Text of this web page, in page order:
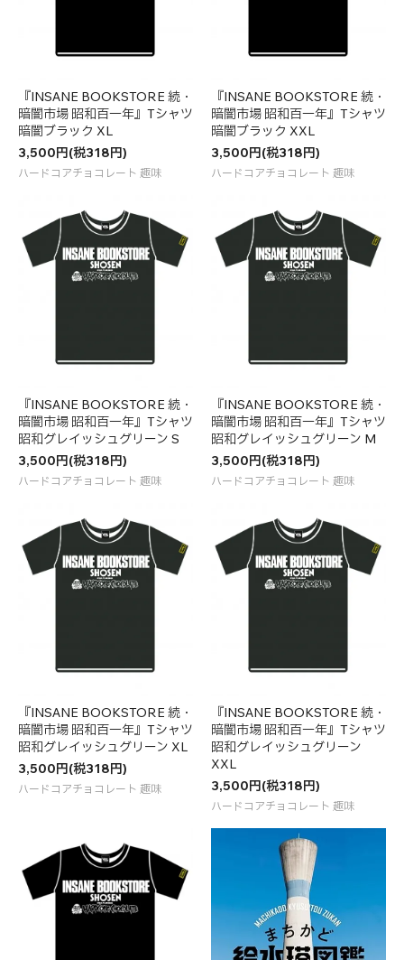
『INSANE BOOKSTORE 続・
暗闇市場 昭和百一年』Tシャツ
暗闇ブラック XL
3,500円(税318円)
ハードコアチョコレート 趣味
『INSANE BOOKSTORE 続・
暗闇市場 昭和百一年』Tシャツ
暗闇ブラック XXL
3,500円(税318円)
ハードコアチョコレート 趣味
『INSANE BOOKSTORE 続・
暗闇市場 昭和百一年』Tシャツ
昭和グレイッシュグリーン S
3,500円(税318円)
ハードコアチョコレート 趣味
『INSANE BOOKSTORE 続・
暗闇市場 昭和百一年』Tシャツ
昭和グレイッシュグリーン M
3,500円(税318円)
ハードコアチョコレート 趣味
『INSANE BOOKSTORE 続・
暗闇市場 昭和百一年』Tシャツ
昭和グレイッシュグリーン XL
3,500円(税318円)
ハードコアチョコレート 趣味
『INSANE BOOKSTORE 続・
暗闇市場 昭和百一年』Tシャツ
昭和グレイッシュグリーン
XXL
3,500円(税318円)
ハードコアチョコレート 趣味